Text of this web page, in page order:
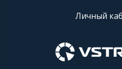
Личный